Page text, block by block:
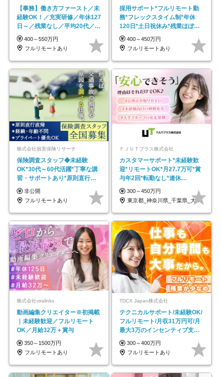
【事務】働き方ファースト／未
経験OK！／充実研修／年休127
日～／残業なし／平均20代／リ
モートOK
400～550万円
フルリモートあり
採用サポート*フルリモート勤
務*フレックスタイム制*年休
120日*土日祝休み*残業ほぼな
し*育児中社員8割以上
400～450万円
フルリモートあり
株式会社損害保険リサーチ
保険調査スタッフ◆未経験
OK*30代～60代活躍*丁寧な講
習・サポートあり*原則直行直
帰／全国募集・業務委託
非公開
フルリモートあり
ＦＪＵＴプラス株式会社
カスタマーサポート*未経験歓
迎*リモートOK*月27.7万可*賞
与年2回*転勤なし*連休
OK/ZE010232
300～450万円
東京都_神奈川県_千葉県_大阪府_愛知県…
株式会社viralinks
動画編集クリエイター※初掲載
｜未経験歓迎／フルリモート
OK／月給32万＋賞与
350～1500万円
フルリモートあり
TDCX Japan株式会社
テクニカルサポート/未経験OK/
フルリモート/月収31万円可/月
最大3万のインセンティブ支給/
平均年齢33歳
300～400万円
フルリモートあり